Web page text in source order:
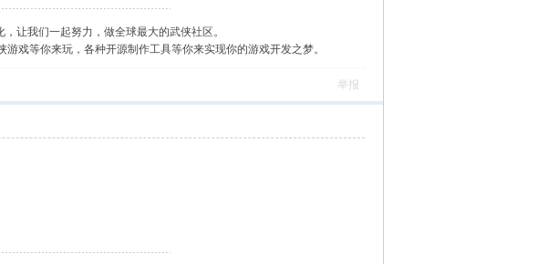
让我们一起努力，做全球最大的武侠社区。
戏等你来玩，各种开源制作工具等你来实现你的游戏开发之梦。
举报